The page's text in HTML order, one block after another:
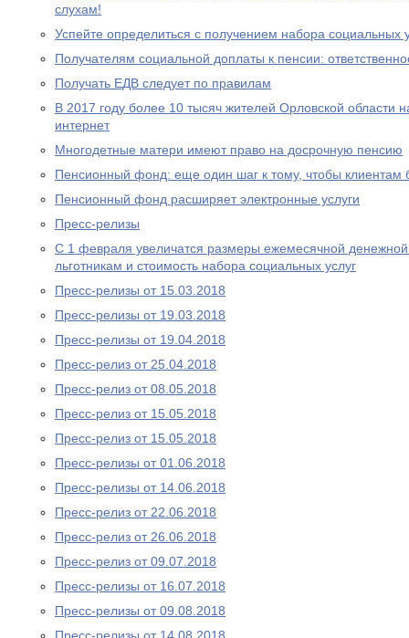
слухам!
Успейте определиться с получением набора социальных
Получателям социальной доплаты к пенсии:
Получать ЕДВ следует по правилам
В 2017 году более 10 тысяч жителей Орловской области
интернет
Многодетные матери имеют право на досрочную пенсию
Пенсионный фонд: еще один шаг к тому, чтобы клиентам
Пенсионный фонд расширяет электронные услуги
Пресс-релизы
С 1 февраля увеличатся размеры ежемесячной
льготникам и стоимость набора социальных услуг
Пресс-релизы от 15.03.2018
Пресс-релизы от 19.03.2018
Пресс-релизы от 19.04.2018
Пресс-релиз от 25.04.2018
Пресс-релиз от 08.05.2018
Пресс-релиз от 15.05.2018
Пресс-релиз от 15.05.2018
Пресс-релизы от 01.06.2018
Пресс-релизы от 14.06.2018
Пресс-релиз от 22.06.2018
Пресс-релиз от 26.06.2018
Пресс-релиз от 09.07.2018
Пресс-релизы от 16.07.2018
Пресс-релизы от 09.08.2018